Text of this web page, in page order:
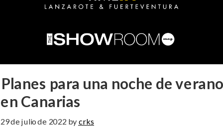
Planes para una noche de verano
en Canarias
29 de julio de 2022 by crks